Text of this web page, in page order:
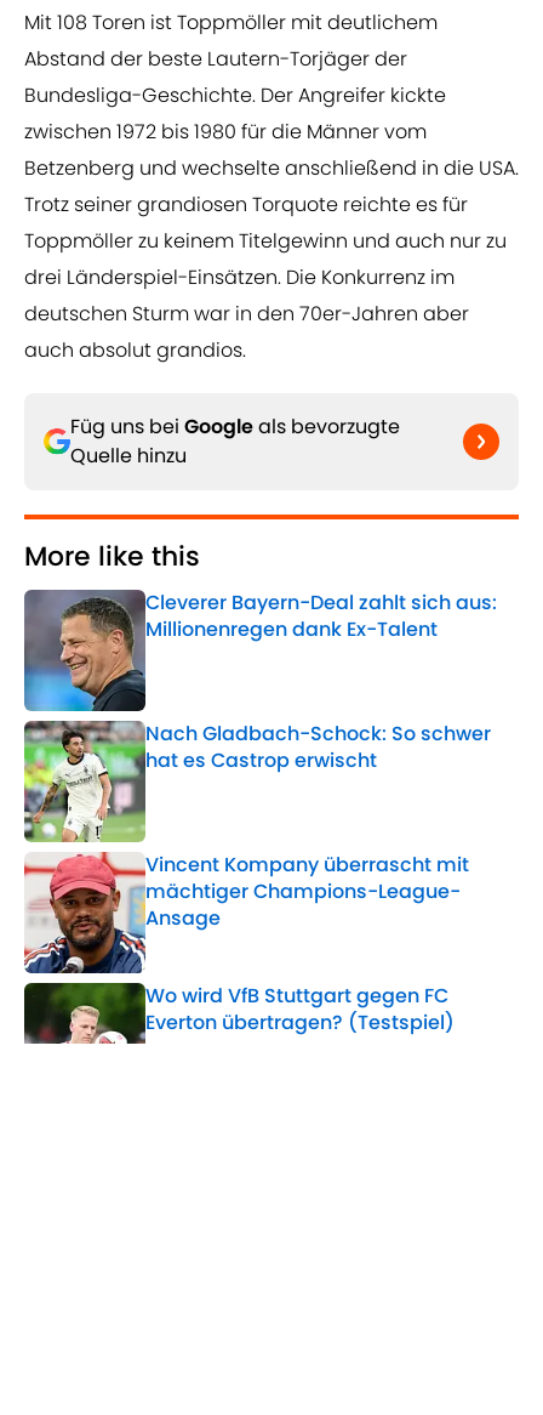
Mit 108 Toren ist Toppmöller mit deutlichem
Abstand der beste Lautern-Torjäger der
Bundesliga-Geschichte. Der Angreifer kickte
zwischen 1972 bis 1980 für die Männer vom
Betzenberg und wechselte anschließend in die USA.
Trotz seiner grandiosen Torquote reichte es für
Toppmöller zu keinem Titelgewinn und auch nur zu
drei Länderspiel-Einsätzen. Die Konkurrenz im
deutschen Sturm war in den 70er-Jahren aber
auch absolut grandios.
Füg uns bei Googleals bevorzugte
Quelle hinzu
More like this
Cleverer Bayern-Deal zahlt sich aus:
Millionenregen dank Ex-Talent
Nach Gladbach-Schock: So schwer
hat es Castrop erwischt
Vincent Kompany überrascht mit
mächtiger Champions-League-
Ansage
Published by on Invalid Date
Wo wird VfB Stuttgart gegen FC
Everton übertragen? (Testspiel)
Published by on Invalid Date